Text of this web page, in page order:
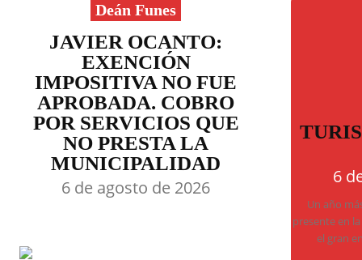
Deán Funes
JAVIER OCANTO:
EXENCIÓN
IMPOSITIVA NO FUE
APROBADA. COBRO
POR SERVICIOS QUE
NO PRESTA LA
MUNICIPALIDAD
6 de agosto de 2026
6
Un año
presente en
el gran